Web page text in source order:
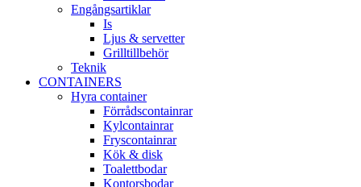
Engångsartiklar
Is
Ljus & servetter
Grilltillbehör
Teknik
CONTAINERS
Hyra container
Förrådscontainrar
Kylcontainrar
Fryscontainrar
Kök & disk
Toalettbodar
Kontorsbodar